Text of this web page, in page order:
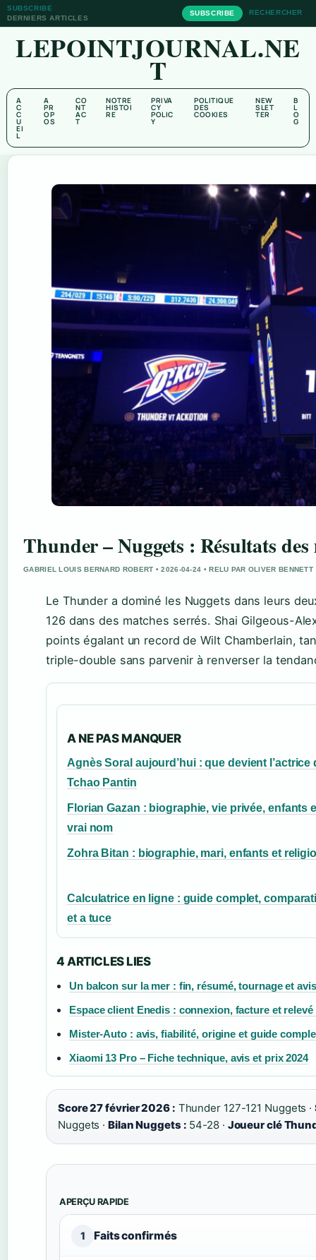
SUBSCRIBE
DERNIERS ARTICLES
SUBSCRIBE RECHERCHER
LEPOINTJOURNAL.NE
T
A
C
C
U
EI
L
A
PR
OP
OS
CO
NT
AC
T
NOTRE
HISTOI
RE
PRIVA
CY
POLIC
Y
POLITIQUE
DES
COOKIES
NEW
SLET
TER
B
L
O
G
Thunder – Nuggets : Résultats des
GABRIEL LOUIS BERNARD ROBERT • 2026-04-24 • RELU PAR OLIVER BENNETT
Le Thunder a dominé les Nuggets dans leurs
126 dans des matches serrés. Shai Gilgeous-
points égalant un record de Wilt Chamberlain,
triple-double sans parvenir à renverser la
A NE PAS MANQUER
Agnès Soral aujourd’hui : que devient l’actrice
Tchao Pantin
Florian Gazan : biographie, vie privée, enfants
vrai nom
Zohra Bitan : biographie, mari, enfants et
Calculatrice en ligne : guide complet,
et a tuce
4 ARTICLES LIES
Un balcon sur la mer : fin, résumé, tournage et avis
Espace client Enedis : connexion, facture et
Mister-Auto : avis, fiabilité, origine et guide
Xiaomi 13 Pro – Fiche technique, avis et prix 2024
Score 27 février 2026 : Thunder 127-121 Nuggets ·
Nuggets ·Bilan Nuggets : 54-28 · Joueur clé
APERÇU RAPIDE
1 Faits confirmés